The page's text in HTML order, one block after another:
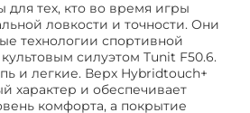
для тех, кто во время игры
ловкости и точности. Они
технологии спортивной
силуэтом Tunit F50.6.
и легкие. Верх Hybridtouch+
характер и обеспечивает
комфорта, а покрытие